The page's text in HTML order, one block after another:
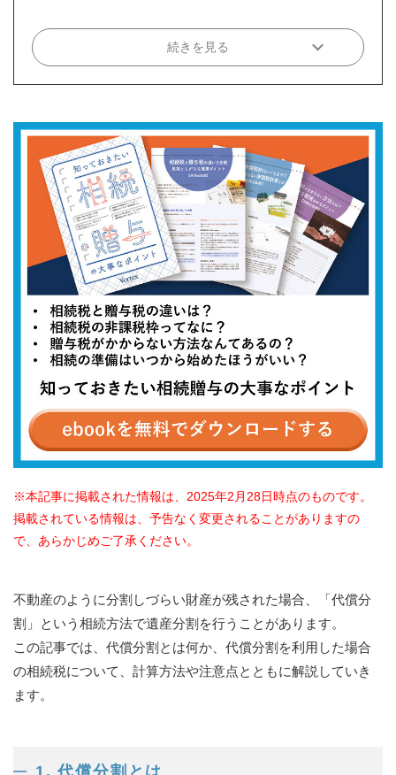
続きを見る
本記事に掲載された情報は、2025年2月28日時点のものです。
掲載されている情報は、予告なく変更されることがありますの
で、あらかじめご了承ください。
不動産のように分割しづらい財産が残された場合、「代償分
割」という相続方法で遺産分割を行うことがあります。
この記事では、代償分割とは何か、代償分割を利用した場合
の相続税について、計算方法や注意点とともに解説していき
ます。
1. 代償分割とは